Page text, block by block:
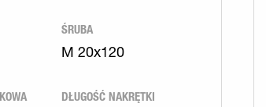
ŚRUBA
M 20x120
DŁUGOŚĆ NAKRĘTKI